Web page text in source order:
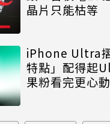
晶片只能枯等
iPhone Ultra
特點」配得起
果粉看完更心動